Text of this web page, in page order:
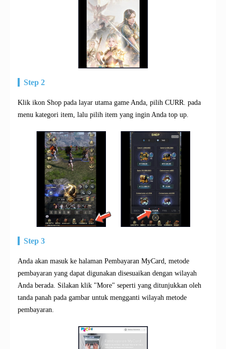
Step 2
Klik ikon Shop pada layar utama game Anda, pilih CURR. pada
menu kategori item, lalu pilih item yang ingin Anda top up.
Step 3
Anda akan masuk ke halaman Pembayaran MyCard, metode
pembayaran yang dapat digunakan disesuaikan dengan wilayah
Anda berada. Silakan klik "More" seperti yang ditunjukkan oleh
tanda panah pada gambar untuk mengganti wilayah metode
pembayaran.